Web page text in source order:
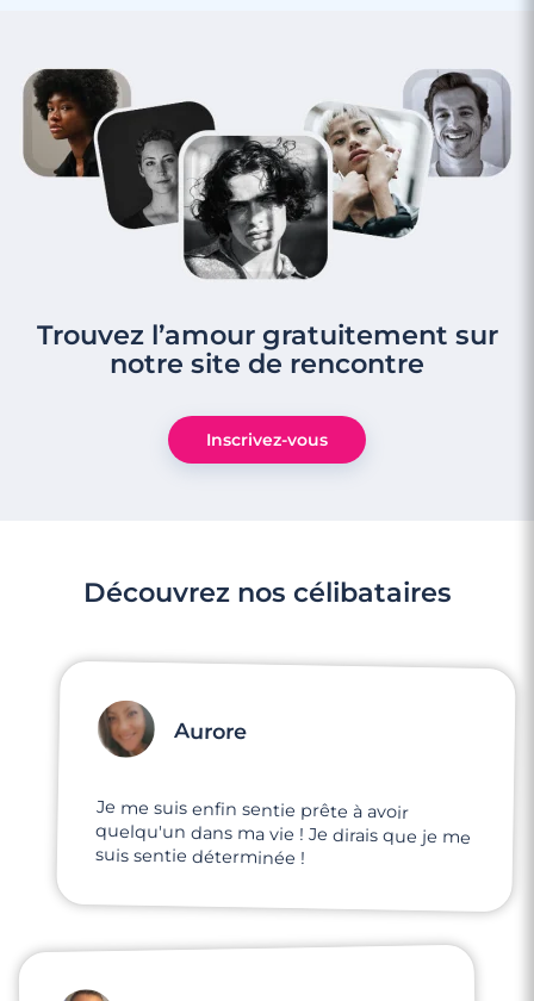
Trouvez l’amour gratuitement sur
notre site de rencontre
Inscrivez-vous
Découvrez nos célibataires
Aurore
Je me suis enfin sentie prête à avoir
quelqu'un dans ma vie ! Je dirais que je me
suis sentie déterminée !